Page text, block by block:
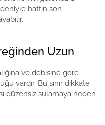
hattın son
Uzun
ve debisine göre
vardır. Bu sınır dikkate
düzensiz sulamaya neden